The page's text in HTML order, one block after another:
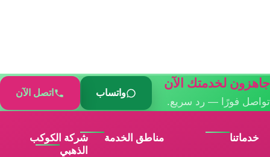
جاهزون لخدمتك الآن
تواصل فورًا — رد سريع.
واتساب اتصل الآن
خدماتنا مناطق الخدمة
شركة الكوكب
الذهبي